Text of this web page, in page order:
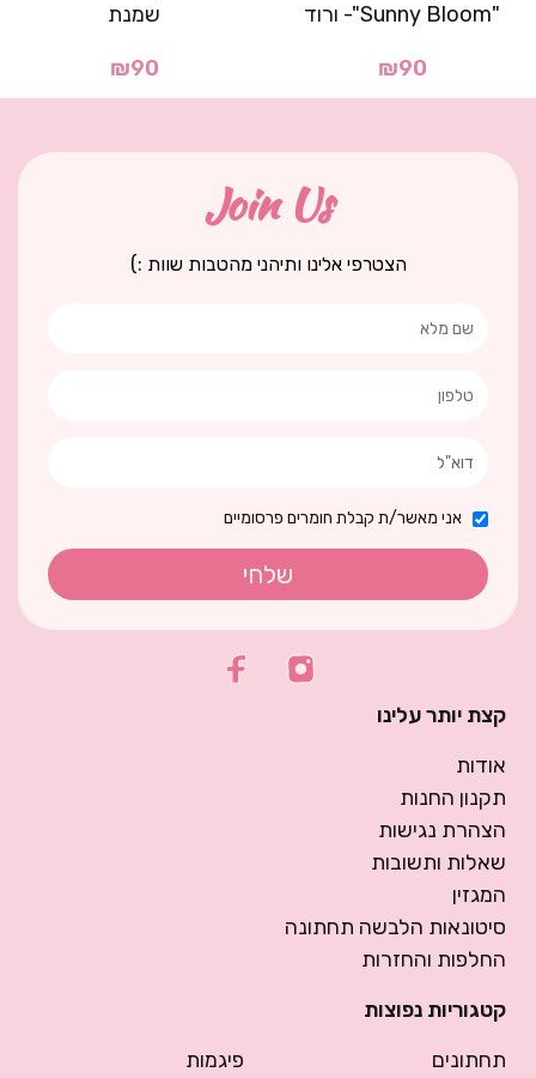
"Sunny Bloom"- ורוד
₪90
שמנת
₪90
Join Us
הצטרפי אלינו ותיהני מהטבות שוות :)
אני מאשר/ת קבלת חומרים פרסומיים
שלחי
קצת יותר עלינו
אודות
תקנון החנות
הצהרת נגישות
שאלות ותשובות
המגזין
סיטונאות הלבשה תחתונה
החלפות והחזרות
קטגוריות נפוצות
תחתונים
פיגמות